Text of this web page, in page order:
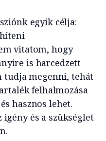
egyik célja:
vitatom, hogy
is harcedzett
tudja megenni, tehát
felhalmozása
hasznos lehet.
igény és a szükséglet